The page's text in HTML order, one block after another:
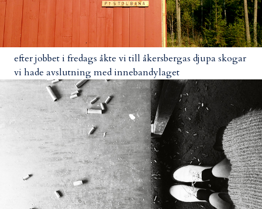
efter jobbet i fredags åkte vi till åkersbergas djupa skogar
vi hade avslutning med innebandylaget